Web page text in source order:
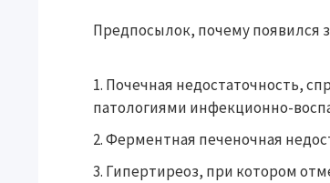
Предпосылок, почему появился
Почечная недостаточность,
патологиями инфекционно-
Ферментная печеночная
Гипертиреоз, при котором